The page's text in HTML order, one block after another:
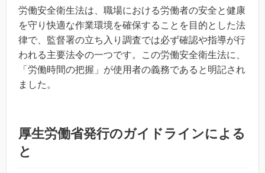
労働安全衛生法は、職場における労働者の安全と健康
を守り快適な作業環境を確保することを目的とした法
律で、監督署の立ち入り調査では必ず確認や指導が行
われる主要法令の一つです。この労働安全衛生法に、
「労働時間の把握」が使用者の義務であると明記され
ました。
厚生労働省発行のガイドラインによる
と